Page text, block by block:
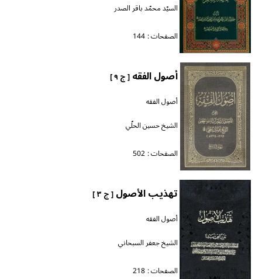
السيّد محمّد باقر الصدر
الصفحات : 144
أصول الفقه[ ج ٩ ]
أصول الفقه
الشيخ حسين الحلّي
الصفحات : 502
تهذيب الأصول[ ج ٣ ]
أصول الفقه
الشيخ جعفر السبحاني
الصفحات : 218